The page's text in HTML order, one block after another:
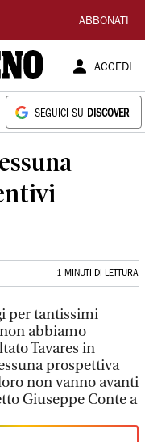
ABBONATI
ACCEDI
SEGUICI SU DISCOVER
1 MINUTI DI LETTURA
per tantissimi
abbiamo
Tavares in
prospettiva
non vanno avanti
Giuseppe Conte a